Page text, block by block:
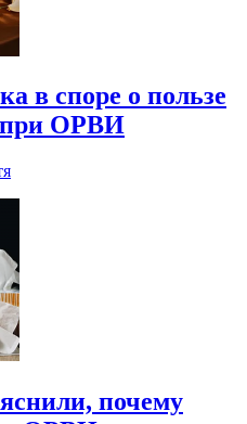
в споре о пользе
при ОРВИ
почему